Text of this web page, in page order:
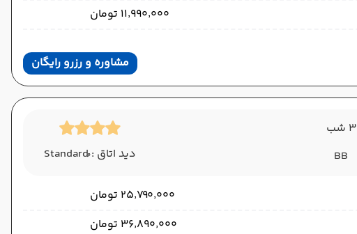
۱۱٬۹۹۰٬۰۰۰ تومان
مشاوره و رزرو رایگان
3 شب
BB
دید اتاق : ُStandard
۲۵٬۷۹۰٬۰۰۰ تومان
۳۶٬۸۹۰٬۰۰۰ تومان